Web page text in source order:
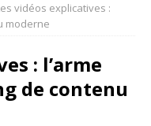
vidéos explicatives :
moderne
: l’arme
de contenu